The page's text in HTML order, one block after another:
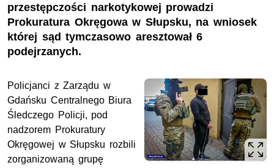
przestępczości narkotykowej prowadzi
Prokuratura Okręgowa w Słupsku, na wniosek
której sąd tymczasowo aresztował 6
podejrzanych.
Policjanci z Zarządu w
Gdańsku Centralnego Biura
Śledczego Policji, pod
nadzorem Prokuratury
Okręgowej w Słupsku rozbili
zorganizowaną grupę